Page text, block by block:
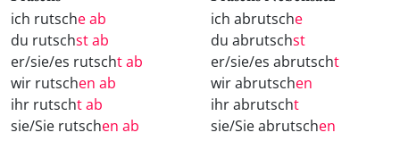
ich rutsche ab
du rutschst ab
er/sie/es rutscht ab
wir rutschen ab
ihr rutscht ab
sie/Sie rutschen ab
ich abrutsche
du abrutschst
er/sie/es abrutscht
wir abrutschen
ihr abrutscht
sie/Sie abrutschen